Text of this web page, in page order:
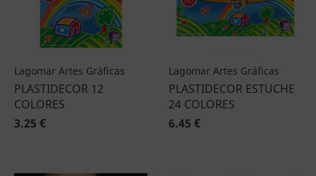
Lagomar Artes Gráficas
PLASTIDECOR 12
COLORES
3.25 €
Lagomar Artes Gráficas
PLASTIDECOR ESTUCHE
24 COLORES
6.45 €